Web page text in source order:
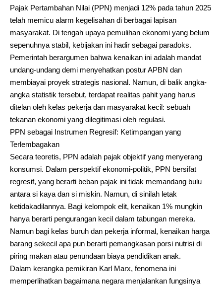
Pajak Pertambahan Nilai (PPN) menjadi 12% pada tahun 2025
telah memicu alarm kegelisahan di berbagai lapisan
masyarakat. Di tengah upaya pemulihan ekonomi yang belum
sepenuhnya stabil, kebijakan ini hadir sebagai paradoks.
Pemerintah berargumen bahwa kenaikan ini adalah mandat
undang-undang demi menyehatkan postur APBN dan
membiayai proyek strategis nasional. Namun, di balik angka-
angka statistik tersebut, terdapat realitas pahit yang harus
ditelan oleh kelas pekerja dan masyarakat kecil: sebuah
tekanan ekonomi yang dilegitimasi oleh regulasi.
PPN sebagai Instrumen Regresif: Ketimpangan yang
Terlembagakan
Secara teoretis, PPN adalah pajak objektif yang menyerang
konsumsi. Dalam perspektif ekonomi-politik, PPN bersifat
regresif, yang berarti beban pajak ini tidak memandang bulu
antara si kaya dan si miskin. Namun, di sinilah letak
ketidakadilannya. Bagi kelompok elit, kenaikan 1% mungkin
hanya berarti pengurangan kecil dalam tabungan mereka.
Namun bagi kelas buruh dan pekerja informal, kenaikan harga
barang sekecil apa pun berarti pemangkasan porsi nutrisi di
piring makan atau penundaan biaya pendidikan anak.
Dalam kerangka pemikiran Karl Marx, fenomena ini
memperlihatkan bagaimana negara menjalankan fungsinya